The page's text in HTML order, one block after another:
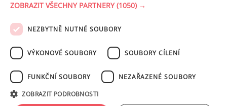
PODMÍNKY UŽITÍ ZÁSADY OCHRANY OSOBNÍCH ÚDAJŮ
NASTAVENÍ COOKIES
tohoto serveru je bez písemného souhlasu provozovatele zakázáno.
ZOBRAZIT VŠECHNY PARTNERY(1050) →
NEZBYTNĚ NUTNÉ SOUBORY
VÝKONOVÉ SOUBORY SOUBORY CÍLENÍ
FUNKČNÍ SOUBORY NEZAŘAZENÉ SOUBORY
ZOBRAZIT PODROBNOSTI